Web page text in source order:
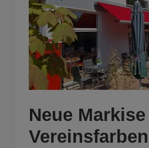
Neue
Vereinsfarben